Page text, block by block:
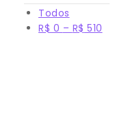
Todos
R$ 0 – R$ 510